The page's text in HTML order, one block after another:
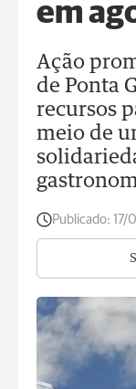
em
Ação
de Ponta
recursos
meio de
Publicado: 17/